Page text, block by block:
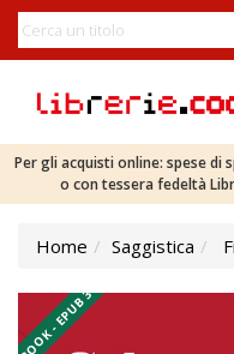
Per gli acquisti online: spese di
o con tessera fedeltà
Home Saggistica
EBOOK - EPUB 3